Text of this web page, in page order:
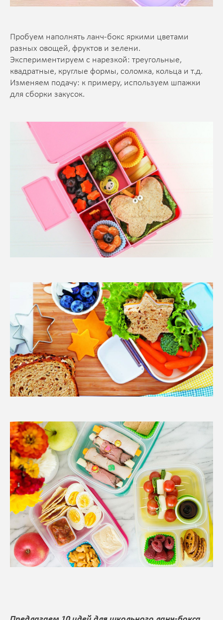
Пробуем наполнять ланч-бокс яркими цветами
разных овощей, фруктов и зелени.
Экспериментируем с нарезкой: треугольные,
квадратные, круглые формы, соломка, кольца и т.д.
Изменяем подачу: к примеру, используем шпажки
для сборки закусок.